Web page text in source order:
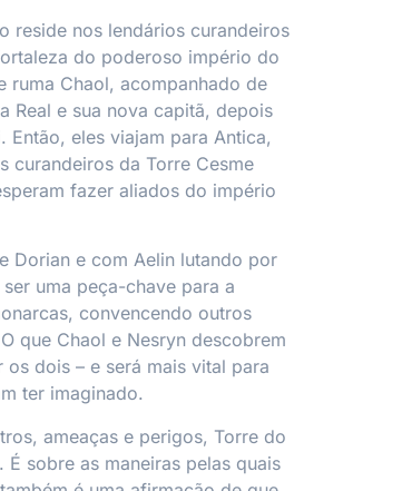
reside nos lendários curandeiros
do poderoso império do
ruma Chaol, acompanhado de
Real e sua nova capitã, depois
eles viajam para Antica,
curandeiros da Torre Cesme
fazer aliados do império
Dorian e com Aelin lutando por
uma peça-chave para a
convencendo outros
que Chaol e Nesryn descobrem
dois – e será mais vital para
ter imaginado.
ameaças e perigos, Torre do
É sobre as maneiras pelas quais